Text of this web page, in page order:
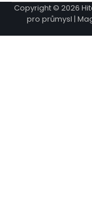
Copyright © 2026
pro průmysl |